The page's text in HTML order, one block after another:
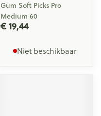
Gum Soft Picks Pro
Medium 60
€ 19,44
Niet beschikbaar